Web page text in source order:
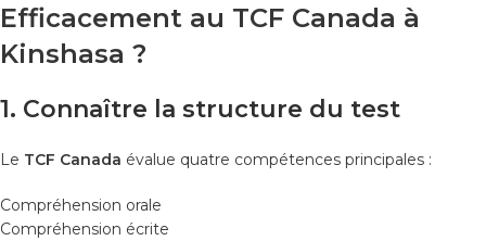
Efficacement au TCF Canada à
Kinshasa ?
1. Connaître la structure du test
Le TCF Canada évalue quatre compétences principales :
Compréhension orale
Compréhension écrite